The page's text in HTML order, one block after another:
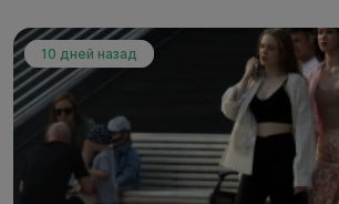
10 дней назад